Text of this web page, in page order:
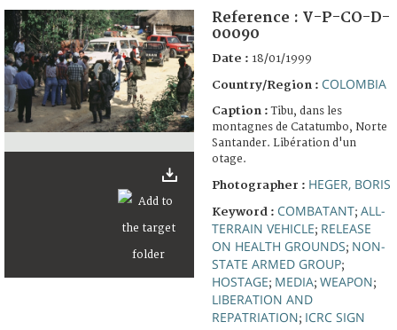
FAQ
Reference : V-P-CO-D-
00090
Date : 18/01/1999
Country/Region : COLOMBIA
Caption :Tibu, dans les
montagnes de Catatumbo, Norte
Santander. Libération d'un
otage.
Photographer : HEGER, BORIS
Keyword : COMBATANT; ALL-
TERRAIN VEHICLE; RELEASE
ON HEALTH GROUNDS; NON-
STATE ARMED GROUP;
HOSTAGE; MEDIA; WEAPON;
LIBERATION AND
REPATRIATION; ICRC SIGN